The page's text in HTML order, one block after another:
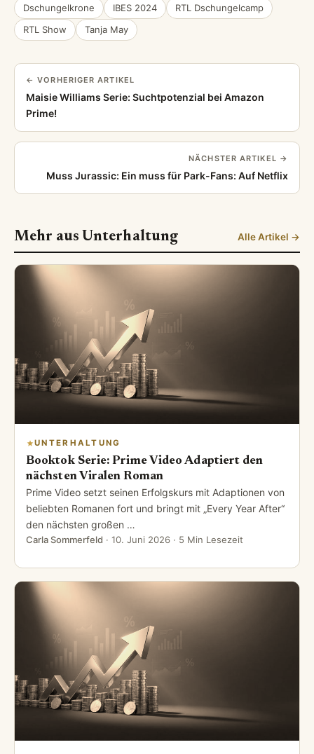
Dschungelkrone
IBES 2024
RTL Dschungelcamp
RTL Show
Tanja May
← VORHERIGER ARTIKEL
Maisie Williams Serie: Suchtpotenzial bei Amazon
Prime!
NÄCHSTER ARTIKEL →
Muss Jurassic: Ein muss für Park-Fans: Auf Netflix
Mehr aus Unterhaltung Alle Artikel →
UNTERHALTUNG
Booktok Serie: Prime Video Adaptiert den
nächsten Viralen Roman
Prime Video setzt seinen Erfolgskurs mit Adaptionen von
beliebten Romanen fort und bringt mit „Every Year After“
den nächsten großen …
Carla Sommerfeld · 10. Juni 2026 · 5 Min Lesezeit